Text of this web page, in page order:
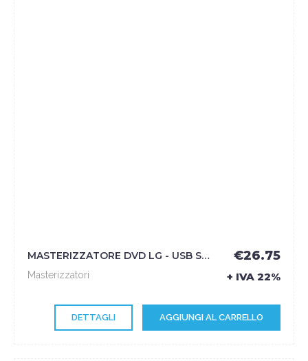
MASTERIZZATORE DVD LG - USB SILVER - LG
Masterizzatori
€26.75
+ IVA 22%
DETTAGLI AGGIUNGI AL CARRELLO